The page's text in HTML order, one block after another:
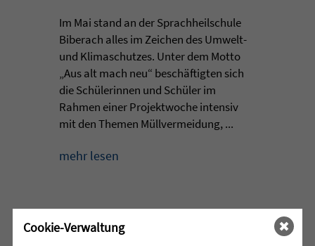
Im Mai stand an der Sprachheilschule
Biberach alles im Zeichen des Umwelt-
und Klimaschutzes. Unter dem Motto
„Aus alt mach neu“ beschäftigten sich
die Schülerinnen und Schüler im
Rahmen einer Projektwoche intensiv
mit den Themen Müllvermeidung, ...
mehr lesen
29.07.2026 |• HÖR-SPRACHZENTRUM
Cookie-Verwaltung